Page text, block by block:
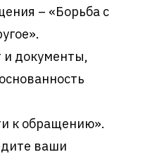
– «Борьба с
и документы,
к обращению».
ваши